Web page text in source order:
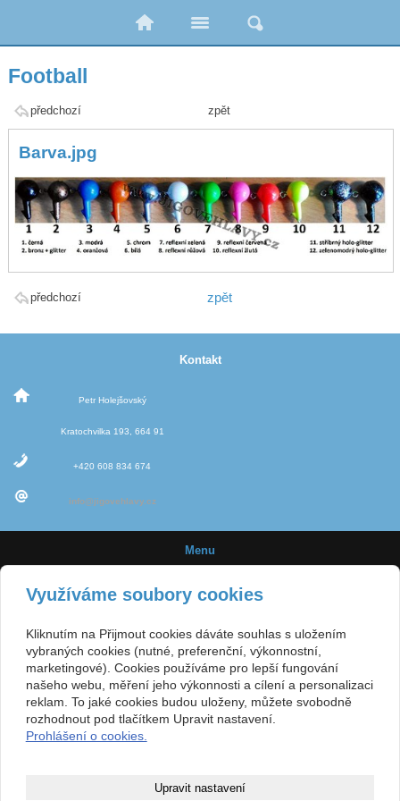
Football
předchozí zpět
Barva.jpg
předchozí zpět
Kontakt
Petr Holejšovský
Kratochvilka 193, 664 91
+420 608 834 674
info@jigovehlavy.cz
Menu
Úvod
Jigové hlavičky
Velikost háčků
Využíváme soubory cookies
Kliknutím na Přijmout cookies dáváte souhlas s uložením
vybraných cookies (nutné, preferenční, výkonnostní,
marketingové). Cookies používáme pro lepší fungování
našeho webu, měření jeho výkonnosti a cílení a personalizaci
reklam. To jaké cookies budou uloženy, můžete svobodně
rozhodnout pod tlačítkem Upravit nastavení.
Prohlášení o cookies.
Upravit nastavení